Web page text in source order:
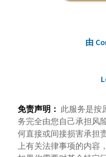
由
免责声明： 此服务是按
务完全由您自己承担风
何直接或间接损害承担
上有关法律事项的内容